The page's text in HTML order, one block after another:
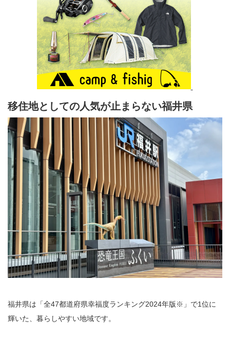
移住地としての人気が止まらない福井県
福井県は「全47都道府県幸福度ランキング2024年版※」で1位に
輝いた、暮らしやすい地域です。